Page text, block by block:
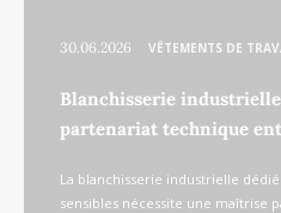
30.06.2026 VÊTEMENTS DE
Blanchisserie
partenariat technique
La blanchisserie industrielle
sensibles nécessite une maîtrise